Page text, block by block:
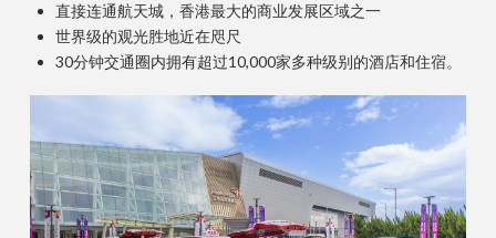
直接连通航天城，香港最大的商业发展区域之一
世界级的观光胜地近在咫尺
30分钟交通圈内拥有超过10,000家多种级别的酒店和住宿。